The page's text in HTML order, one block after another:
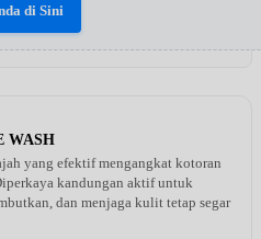
di Sini
WASH
yang efektif mengangkat kotoran
kandungan aktif untuk
dan menjaga kulit tetap segar